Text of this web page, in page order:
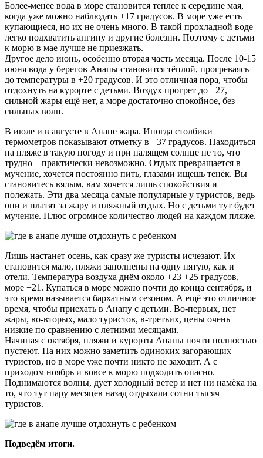
Более-менее вода в море становится теплее к середине мая,
когда уже можно наблюдать +17 градусов. В море уже есть
купающиеся, но их не очень много. В такой прохладной воде
легко подхватить ангину и другие болезни. Поэтому с детьми
к морю в мае лучше не приезжать.
Другое дело июнь, особенно вторая часть месяца. После 10-15
июня вода у берегов Анапы становится тёплой, прогреваясь
до температуры в +20 градусов. И это отличная пора, чтобы
отдохнуть на курорте с детьми. Воздух прогрет до +27,
сильной жары ещё нет, а море достаточно спокойное, без
сильных волн.
В июле и в августе в Анапе жара. Иногда столбики
термометров показывают отметку в +37 градусов. Находиться
на пляже в такую погоду и при палящем солнце не то, что
трудно – практически невозможно. Отдых превращается в
мучение, хочется постоянно пить, глазами ищешь тенёк. Вы
становитесь вялым, вам хочется лишь спокойствия и
полежать. Эти два месяца самые популярные у туристов, ведь
они и платят за жару и пляжный отдых. Но с детьми тут будет
мучение. Плюс огромное количество людей на каждом пляже.
Лишь настанет осень, как сразу же туристы исчезают. Их
становится мало, пляжи заполнены на одну пятую, как и
отели. Температура воздуха днём около +23 +25 градусов,
море +21. Купаться в море можно почти до конца сентября, и
это время называется бархатным сезоном. А ещё это отличное
время, чтобы приехать в Анапу с детьми. Во-первых, нет
жары, во-вторых, мало туристов, в-третьих, цены очень
низкие по сравнению с летними месяцами.
Начиная с октября, пляжи и курорты Анапы почти полностью
пустеют. На них можно заметить одиноких загорающих
туристов, но в море уже почти никто не заходит. А с
приходом ноябрь и вовсе к морю подходить опасно.
Поднимаются волны, дует холодный ветер и нет ни намёка на
то, что тут пару месяцев назад отдыхали сотни тысяч
туристов.
Подведём итоги.